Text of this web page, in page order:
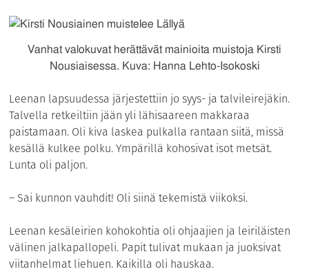
Vanhat valokuvat herättävät mainioita muistoja Kirsti
Nousiaisessa. Kuva: Hanna Lehto-Isokoski
Leenan lapsuudessa järjestettiin jo syys- ja talvileirejäkin.
Talvella retkeiltiin jään yli lähisaareen makkaraa
paistamaan. Oli kiva laskea pulkalla rantaan siitä, missä
kesällä kulkee polku. Ympärillä kohosivat isot metsät.
Lunta oli paljon.
– Sai kunnon vauhdit! Oli siinä tekemistä viikoksi.
Leenan kesäleirien kohokohtia oli ohjaajien ja leiriläisten
välinen jalkapallopeli. Papit tulivat mukaan ja juoksivat
viitanhelmat liehuen. Kaikilla oli hauskaa.